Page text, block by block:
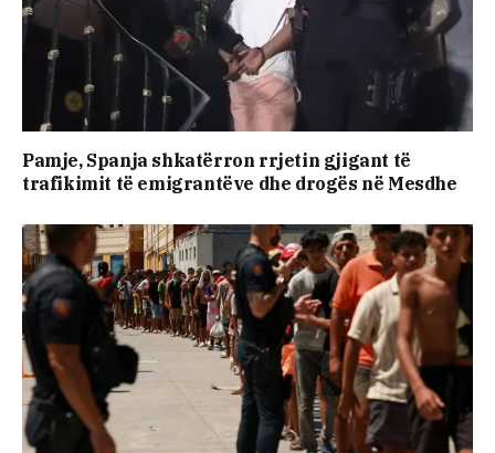
Pamje, Spanja shkatërron rrjetin gjigant të
trafikimit të emigrantëve dhe drogës në Mesdhe